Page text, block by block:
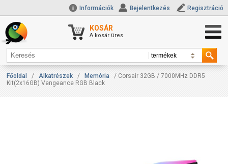
Információk Bejelentkezés Regisztráció
KOSÁR
A kosár üres.
Főoldal / Alkatrészek / Memória
/ Corsair 32GB / 7000MHz DDR5
Kit(2x16GB) Vengeance RGB Black